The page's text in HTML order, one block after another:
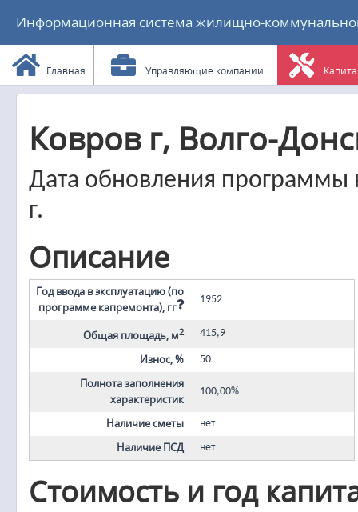
Информационная система жилищно-
Главная Управляющие компании
Ковров г, Волго-
Дата обновления программы
г.
Описание
Год ввода в эксплуатацию (по
программе капремонта), гг
1952
Общая площадь, м2 415,9
Износ, % 50
Полнота заполнения
характеристик
100,00%
Наличие сметы нет
Наличие ПСД нет
Стоимость и год